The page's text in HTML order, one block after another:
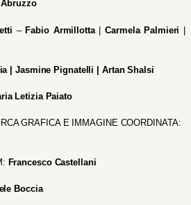
– Fabio Armillotta | Carmela Palmieri
| Jasmine Pignatelli | Artan Shalsi
Letizia Paiato
Francesco Castellani
Boccia